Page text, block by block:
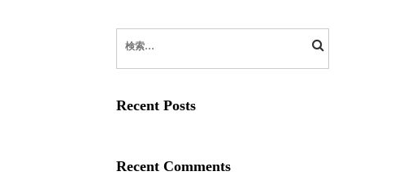
Recent Posts
Recent Comments